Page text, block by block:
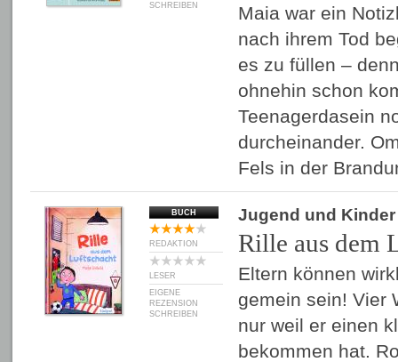
SCHREIBEN
Maia war ein
nach ihrem Tod
es zu füllen –
ohnehin schon
Teenagerdasein
durcheinander.
Fels in der
BUCH
REDAKTION
LESER
EIGENE
REZENSION
SCHREIBEN
Jugend und Kinder
Rille aus dem
Eltern können
gemein sein! Vier
nur weil er einen
bekommen hat.